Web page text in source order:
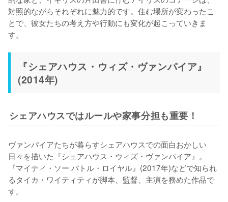
対照的ながらそれぞれに魅力的です。住む場所が変わったこ
とで、彼女たちの考え方や行動にも変化が起こっていきま
す。
『シェアハウス・ウィズ・ヴァンパイア』
(2014年)
シェアハウスではルールや家事分担も重要！
ヴァンパイアたちが暮らすシェアハウスでの面白おかしい
日々を描いた『シェアハウス・ウィズ・ヴァンパイア』。
『マイティ・ソー バトル・ロイヤル』(2017年)などで知られ
るタイカ・ワイティティが脚本、監督、主演を務めた作品で
す。